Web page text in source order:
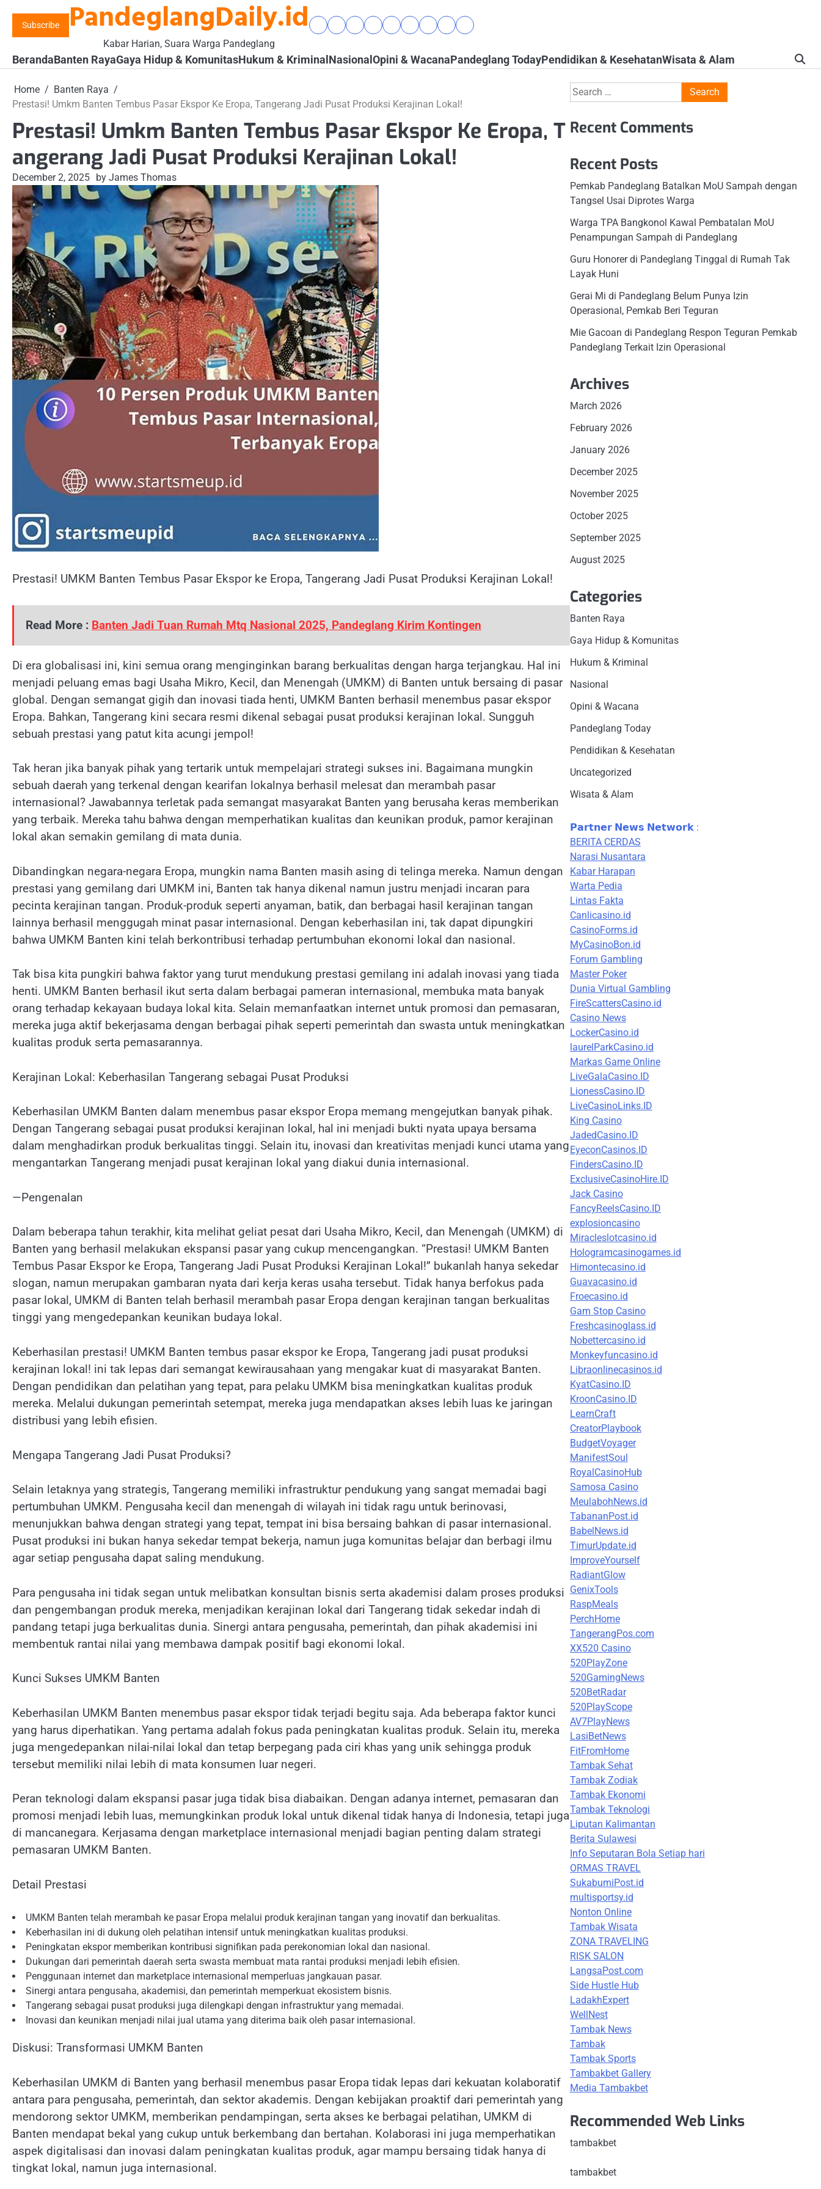
content
Subscribe PandeglangDaily.id
Kabar Harian, Suara Warga Pandeglang
BerandaBantenGaya
Komunitas
Hukum
Kriminal
Nasional
Opini
PandeglangPendidikan
Kesehatan
Wisata
Alam
BerandaBanten RayaGaya Hidup & KomunitasHukum & KriminalNasionalOpini & WacanaPandeglang TodayPendidikan & KesehatanWisata & Alam
Home
Banten Raya
Prestasi! Umkm Banten Tembus Pasar Ekspor Ke Eropa, Tangerang Jadi Pusat Produksi Kerajinan Lokal!
Prestasi! Umkm Banten Tembus Pasar Ekspor Ke Eropa, T
angerang Jadi Pusat Produksi Kerajinan Lokal!
December 2, 2025 by James Thomas
Prestasi! UMKM Banten Tembus Pasar Ekspor ke Eropa, Tangerang Jadi Pusat Produksi Kerajinan Lokal!
Read More : Banten Jadi Tuan Rumah Mtq Nasional 2025, Pandeglang Kirim Kontingen
Di era globalisasi ini, kini semua orang menginginkan barang berkualitas dengan harga terjangkau. Hal ini
menjadi peluang emas bagi Usaha Mikro, Kecil, dan Menengah (UMKM) di Banten untuk bersaing di pasar
global. Dengan semangat gigih dan inovasi tiada henti, UMKM Banten berhasil menembus pasar ekspor
Eropa. Bahkan, Tangerang kini secara resmi dikenal sebagai pusat produksi kerajinan lokal. Sungguh
sebuah prestasi yang patut kita acungi jempol!
Tak heran jika banyak pihak yang tertarik untuk mempelajari strategi sukses ini. Bagaimana mungkin
sebuah daerah yang terkenal dengan kearifan lokalnya berhasil melesat dan merambah pasar
internasional? Jawabannya terletak pada semangat masyarakat Banten yang berusaha keras memberikan
yang terbaik. Mereka tahu bahwa dengan memperhatikan kualitas dan keunikan produk, pamor kerajinan
lokal akan semakin gemilang di mata dunia.
Dibandingkan negara-negara Eropa, mungkin nama Banten masih asing di telinga mereka. Namun dengan
prestasi yang gemilang dari UMKM ini, Banten tak hanya dikenal namun justru menjadi incaran para
pecinta kerajinan tangan. Produk-produk seperti anyaman, batik, dan berbagai hasil kerajinan tangan
lainnya berhasil menggugah minat pasar internasional. Dengan keberhasilan ini, tak dapat dipungkiri
bahwa UMKM Banten kini telah berkontribusi terhadap pertumbuhan ekonomi lokal dan nasional.
Tak bisa kita pungkiri bahwa faktor yang turut mendukung prestasi gemilang ini adalah inovasi yang tiada
henti. UMKM Banten berhasil ikut serta dalam berbagai pameran internasional, membuka mata banyak
orang terhadap kekayaan budaya lokal kita. Selain memanfaatkan internet untuk promosi dan pemasaran,
mereka juga aktif bekerjasama dengan berbagai pihak seperti pemerintah dan swasta untuk meningkatkan
kualitas produk serta pemasarannya.
Kerajinan Lokal: Keberhasilan Tangerang sebagai Pusat Produksi
Keberhasilan UMKM Banten dalam menembus pasar ekspor Eropa memang mengejutkan banyak pihak.
Dengan Tangerang sebagai pusat produksi kerajinan lokal, hal ini menjadi bukti nyata upaya bersama
dalam menghadirkan produk berkualitas tinggi. Selain itu, inovasi dan kreativitas menjadi kunci utama yang
mengantarkan Tangerang menjadi pusat kerajinan lokal yang diakui dunia internasional.
—Pengenalan
Dalam beberapa tahun terakhir, kita melihat geliat pesat dari Usaha Mikro, Kecil, dan Menengah (UMKM) di
Banten yang berhasil melakukan ekspansi pasar yang cukup mencengangkan. “Prestasi! UMKM Banten
Tembus Pasar Ekspor ke Eropa, Tangerang Jadi Pusat Produksi Kerajinan Lokal!” bukanlah hanya sekedar
slogan, namun merupakan gambaran nyata dari kerja keras usaha tersebut. Tidak hanya berfokus pada
pasar lokal, UMKM di Banten telah berhasil merambah pasar Eropa dengan kerajinan tangan berkualitas
tinggi yang mengedepankan keunikan budaya lokal.
Keberhasilan prestasi! UMKM Banten tembus pasar ekspor ke Eropa, Tangerang jadi pusat produksi
kerajinan lokal! ini tak lepas dari semangat kewirausahaan yang mengakar kuat di masyarakat Banten.
Dengan pendidikan dan pelatihan yang tepat, para pelaku UMKM bisa meningkatkan kualitas produk
mereka. Melalui dukungan pemerintah setempat, mereka juga mendapatkan akses lebih luas ke jaringan
distribusi yang lebih efisien.
Mengapa Tangerang Jadi Pusat Produksi?
Selain letaknya yang strategis, Tangerang memiliki infrastruktur pendukung yang sangat memadai bagi
pertumbuhan UMKM. Pengusaha kecil dan menengah di wilayah ini tidak ragu untuk berinovasi,
menunjukkan bahwa dengan strategi yang tepat, tempat ini bisa bersaing bahkan di pasar internasional.
Pusat produksi ini bukan hanya sekedar tempat bekerja, namun juga komunitas belajar dan berbagi ilmu
agar setiap pengusaha dapat saling mendukung.
Para pengusaha ini tidak segan untuk melibatkan konsultan bisnis serta akademisi dalam proses produksi
dan pengembangan produk mereka, menjadikan kerajinan lokal dari Tangerang tidak sekedar indah di
pandang tetapi juga berkualitas dunia. Sinergi antara pengusaha, pemerintah, dan pihak akademisi ini
membentuk rantai nilai yang membawa dampak positif bagi ekonomi lokal.
Kunci Sukses UMKM Banten
Keberhasilan UMKM Banten menembus pasar ekspor tidak terjadi begitu saja. Ada beberapa faktor kunci
yang harus diperhatikan. Yang pertama adalah fokus pada peningkatan kualitas produk. Selain itu, mereka
juga mengedepankan nilai-nilai lokal dan tetap berpegang pada ciri khas yang unik sehingga produk
tersebut memiliki nilai lebih di mata konsumen luar negeri.
Peran teknologi dalam ekspansi pasar juga tidak bisa diabaikan. Dengan adanya internet, pemasaran dan
promosi menjadi lebih luas, memungkinkan produk lokal untuk dikenal tidak hanya di Indonesia, tetapi juga
di mancanegara. Kerjasama dengan marketplace internasional menjadi bagian penting dalam strategi
pemasaran UMKM Banten.
Detail Prestasi
UMKM Banten telah merambah ke pasar Eropa melalui produk kerajinan tangan yang inovatif dan berkualitas.
Keberhasilan ini di dukung oleh pelatihan intensif untuk meningkatkan kualitas produksi.
Peningkatan ekspor memberikan kontribusi signifikan pada perekonomian lokal dan nasional.
Dukungan dari pemerintah daerah serta swasta membuat mata rantai produksi menjadi lebih efisien.
Penggunaan internet dan marketplace internasional memperluas jangkauan pasar.
Sinergi antara pengusaha, akademisi, dan pemerintah memperkuat ekosistem bisnis.
Tangerang sebagai pusat produksi juga dilengkapi dengan infrastruktur yang memadai.
Inovasi dan keunikan menjadi nilai jual utama yang diterima baik oleh pasar internasional.
Diskusi: Transformasi UMKM Banten
Keberhasilan UMKM di Banten yang berhasil menembus pasar Eropa tidak lepas dari kekuatan kolaboratif
antara para pengusaha, pemerintah, dan sektor akademis. Dengan kebijakan proaktif dari pemerintah yang
mendorong sektor UMKM, memberikan pendampingan, serta akses ke berbagai pelatihan, UMKM di
Banten mendapat bekal yang cukup untuk berkembang dan bertahan. Kolaborasi ini juga memperhatikan
aspek digitalisasi dan inovasi dalam peningkatan kualitas produk, agar mampu bersaing tidak hanya di
tingkat lokal, namun juga internasional.
Search
for:
Recent Comments
Recent Posts
Pemkab Pandeglang Batalkan MoU Sampah dengan
Tangsel Usai Diprotes Warga
Warga TPA Bangkonol Kawal Pembatalan MoU
Penampungan Sampah di Pandeglang
Guru Honorer di Pandeglang Tinggal di Rumah Tak
Layak Huni
Gerai Mi di Pandeglang Belum Punya Izin
Operasional, Pemkab Beri Teguran
Mie Gacoan di Pandeglang Respon Teguran Pemkab
Pandeglang Terkait Izin Operasional
Archives
March 2026
February 2026
January 2026
December 2025
November 2025
October 2025
September 2025
August 2025
Categories
Banten Raya
Gaya Hidup & Komunitas
Hukum & Kriminal
Nasional
Opini & Wacana
Pandeglang Today
Pendidikan & Kesehatan
Uncategorized
Wisata & Alam
𝗣𝗮𝗿𝘁𝗻𝗲𝗿 𝗡𝗲𝘄𝘀 𝗡𝗲𝘁𝘄𝗼𝗿𝗸 :
BERITA CERDAS
Narasi Nusantara
Kabar Harapan
Warta Pedia
Lintas Fakta
Canlicasino.id
CasinoForms.id
MyCasinoBon.id
Forum Gambling
Master Poker
Dunia Virtual Gambling
FireScattersCasino.id
Casino News
LockerCasino.id
laurelParkCasino.id
Markas Game Online
LiveGalaCasino.ID
LionessCasino.ID
LiveCasinoLinks.ID
King Casino
JadedCasino.ID
EyeconCasinos.ID
FindersCasino.ID
ExclusiveCasinoHire.ID
Jack Casino
FancyReelsCasino.ID
explosioncasino
Miracleslotcasino.id
Hologramcasinogames.id
Himontecasino.id
Guavacasino.id
Froecasino.id
Gam Stop Casino
Freshcasinoglass.id
Nobettercasino.id
Monkeyfuncasino.id
Libraonlinecasinos.id
KyatCasino.ID
KroonCasino.ID
LearnCraft
CreatorPlaybook
BudgetVoyager
ManifestSoul
RoyalCasinoHub
Samosa Casino
MeulabohNews.id
TabananPost.id
BabelNews.id
TimurUpdate.id
ImproveYourself
RadiantGlow
GenixTools
RaspMeals
PerchHome
TangerangPos.com
XX520 Casino
520PlayZone
520GamingNews
520BetRadar
520PlayScope
AV7PlayNews
LasiBetNews
FitFromHome
Tambak Sehat
Tambak Zodiak
Tambak Ekonomi
Tambak Teknologi
Liputan Kalimantan
Berita Sulawesi
Info Seputaran Bola Setiap hari
ORMAS TRAVEL
SukabumiPost.id
multisportsy.id
Nonton Online
Tambak Wisata
ZONA TRAVELING
RISK SALON
LangsaPost.com
Side Hustle Hub
LadakhExpert
WellNest
Tambak News
Tambak
Tambak Sports
Tambakbet Gallery
Media Tambakbet
Recommended Web Links
tambakbet
tambakbet